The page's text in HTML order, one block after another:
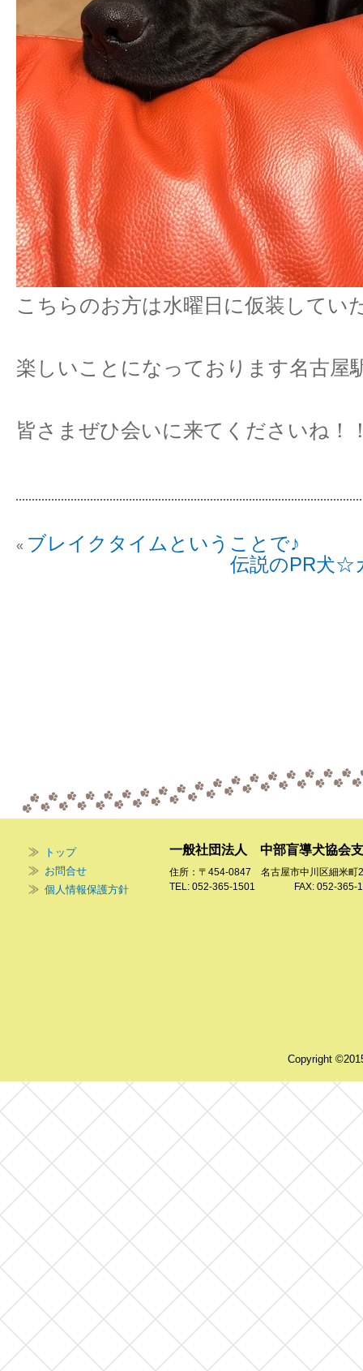
こちらのお方は水曜日に仮装してい
楽しいことになっております名古屋
皆さまぜひ会いに来てくださいね！
« ブレイクタイムということで♪
伝説のPR犬☆
トップ
お問合せ
個人情報保護方針
一般社団法人 中部盲導犬協会
住所：〒454-0847 名古屋市中川区細米町
TEL: 052-365-1501 FAX: 052-365-
Copyright